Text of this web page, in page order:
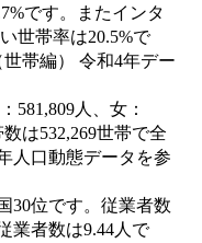
です。またインタ
世帯率は20.5%で
帯編） 令和4年デー
581,809人、女：
は532,269世帯で全
人口動態データを参
30位です。従業者数
業者数は9.44人で